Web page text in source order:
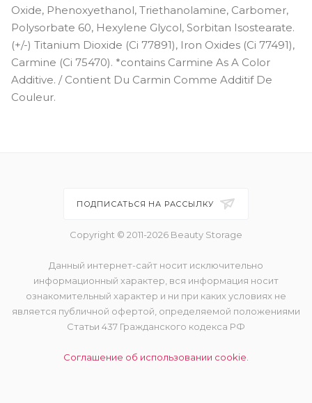
Sunset Cove - холодный розовый
дуохром с переливом в золотой и
жемчужный
Wanderlust - золотистый с нежным
розовым переливом
Oxide, Phenoxyethanol, Triethanolamine, Carbomer,
Polysorbate 60, Hexylene Glycol, Sorbitan Isostearate.
(+/-) Titanium Dioxide (Ci 77891), Iron Oxides (Ci 77491),
Carmine (Ci 75470). *contains Carmine As A Color
Additive. / Contient Du Carmin Comme Additif De
Couleur.
ПОДПИСАТЬСЯ НА РАССЫЛКУ
Copyright © 2011-2026 Beauty Storage
Данный интернет-сайт носит исключительно
информационный характер, вся информация носит
ознакомительный характер и ни при каких условиях не
является публичной офертой, определяемой положениями
Статьи 437 Гражданского кодекса РФ
Соглашение об использовании cookie.